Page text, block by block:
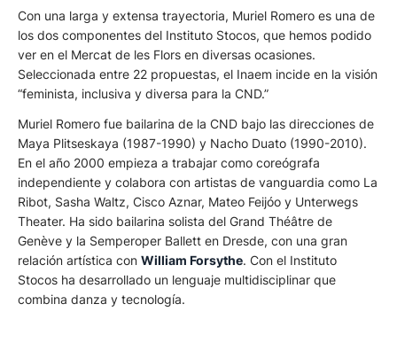
Con una larga y extensa trayectoria, Muriel Romero es una de
los dos componentes del Instituto Stocos, que hemos podido
ver en el Mercat de les Flors en diversas ocasiones.
Seleccionada entre 22 propuestas, el Inaem incide en la visión
“feminista, inclusiva y diversa para la CND.”
Muriel Romero fue bailarina de la CND bajo las direcciones de
Maya Plitseskaya (1987-1990) y Nacho Duato (1990-2010).
En el año 2000 empieza a trabajar como coreógrafa
independiente y colabora con artistas de vanguardia como La
Ribot, Sasha Waltz, Cisco Aznar, Mateo Feijóo y Unterwegs
Theater. Ha sido bailarina solista del Grand Théâtre de
Genève y la Semperoper Ballett en Dresde, con una gran
relación artística con William Forsythe. Con el Instituto
Stocos ha desarrollado un lenguaje multidisciplinar que
combina danza y tecnología.